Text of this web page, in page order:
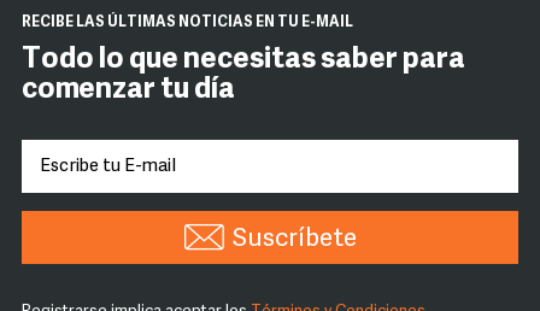
RECIBE LAS ÚLTIMAS NOTICIAS EN TU E-MAIL
Todo lo que necesitas saber para
comenzar tu día
Suscríbete